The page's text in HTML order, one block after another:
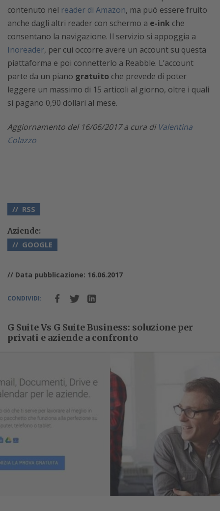
contenuto nel reader di Amazon, ma può essere fruito
anche dagli altri reader con schermo a e-ink che
consentano la navigazione. Il servizio si appoggia a
Inoreader, per cui occorre avere un account su questa
piattaforma e poi connetterlo a Reabble. L’account
parte da un piano gratuito che prevede di poter
leggere un massimo di 15 articoli al giorno, oltre i quali
si pagano 0,90 dollari al mese.
Aggiornamento del 16/06/2017 a cura di Valentina
Colazzo
RSS
Aziende:
GOOGLE
// Data pubblicazione: 16.06.2017
CONDIVIDI:
G Suite Vs G Suite Business: soluzione per
privati e aziende a confronto